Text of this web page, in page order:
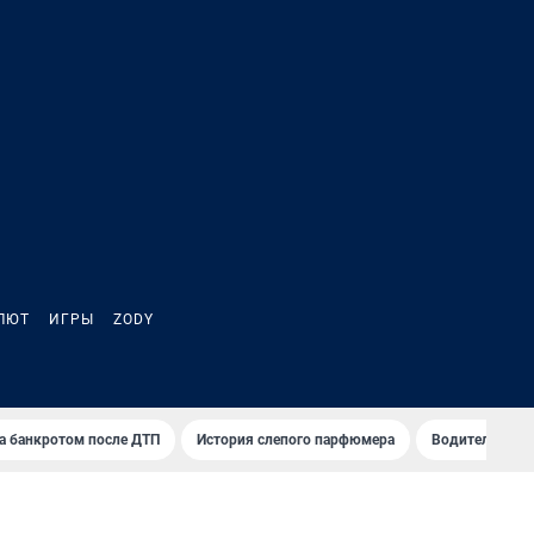
ИГРЫ ZODY
банкротом после ДТП История слепого парфюмера Водители